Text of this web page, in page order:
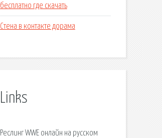
бесплатно где скачать
Стена в контакте дорама
Links
Реслинг WWE онлайн на русском